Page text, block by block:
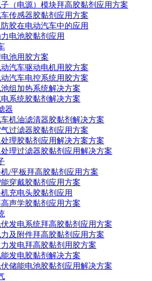
子（电源）模块拜高胶黏剂应用方案
传感器胶黏剂应用方案
胶在电动汽车中的应用
电池胶黏剂应用
池用胶方案
动汽车驱动电机用胶方案
动汽车电控系统用胶方案
池组加热系统解决方案
电系统胶黏剂解决方案
器
机油滤清器胶黏剂解决方案
气过滤器胶黏剂应用方案
处理胶黏剂应用解决方案方案
处理过滤器胶黏剂应用解决方案
/平板拜高胶黏剂应用方案
能穿戴胶黏剂应用方案
充电头胶黏剂应用
高声学胶黏剂应用方案
发电系统拜高胶黏剂应用方案
力及附件拜高胶黏剂应用方案
力发电拜高胶黏剂用胶方案
能发电胶黏剂解决方案
储能电池胶黏剂应用解决方案